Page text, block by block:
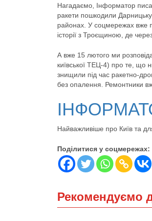
Нагадаємо, Інформатор
ракети пошкодили
районах. У соцмережах вже
історії з Троєщиною, де
А вже 15 лютого ми
київської ТЕЦ-4) про те, що
знищили під час ракетно-
без опалення. Ремонтники
Найважливіше про Київ та
Поділитися у соцмережах:
Рекомендуємо